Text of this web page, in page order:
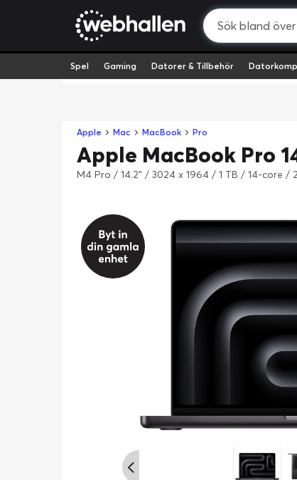
Spel Gaming Datorer & Tillbehör
Apple Mac MacBook Pro
Apple MacBook Pro
M4 Pro / 14.2" / 3024 x 1964 / 1 TB / 14-core